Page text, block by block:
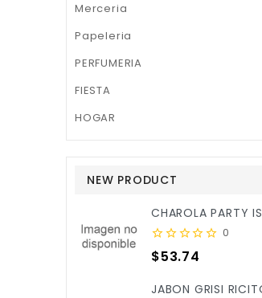
Merceria
Papeleria
PERFUMERIA
FIESTA
HOGAR
NEW PRODUCT
0
Precio
$53.74